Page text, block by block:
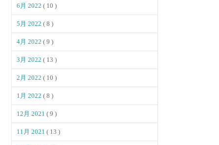
6月 2022( 10 )
5月 2022( 8 )
4月 2022( 9 )
3月 2022( 13 )
2月 2022( 10 )
1月 2022( 8 )
12月 2021( 9 )
11月 2021( 13 )